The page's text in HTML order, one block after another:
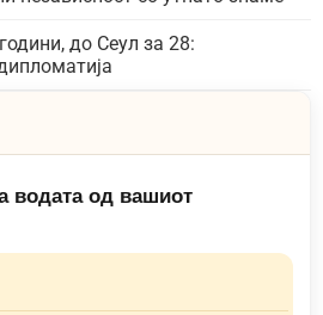
до Сеул за 28:
водата од вашиот